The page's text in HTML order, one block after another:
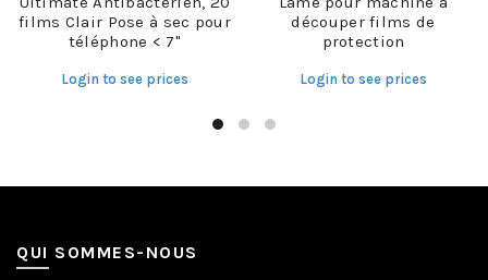
films Clair Pose à sec pour
téléphone < 7"
Login to see prices
découper films de
protection
Login to see prices
QUI SOMMES-NOUS